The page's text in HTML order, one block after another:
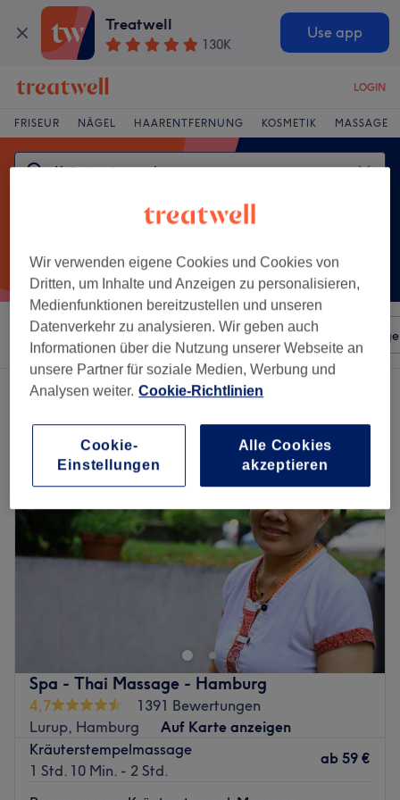
Treatwell
130K
Use app
LOGIN
FRISEUR NÄGEL HAARENTFERNUNG KOSMETIK MASSAGE
Sortieren nach Beliebiger Preis Salons
Ein Salon, der anbietet:
Spa - Thai Massage - Hamburg
4,7
1391 Bewertungen
Lurup, Hamburg
Auf Karte anzeigen
Kräuterstempelmassage
1 Std. 10 Min. - 2 Std.
ab 59 €
Wir verwenden eigene Cookies und Cookies von
Dritten, um Inhalte und Anzeigen zu personalisieren,
Medienfunktionen bereitzustellen und unseren
Datenverkehr zu analysieren. Wir geben auch
Informationen über die Nutzung unserer Webseite an
unsere Partner für soziale Medien, Werbung und
Analysen weiter. Cookie-Richtlinien
Cookie-
Einstellungen
Alle Cookies
akzeptieren